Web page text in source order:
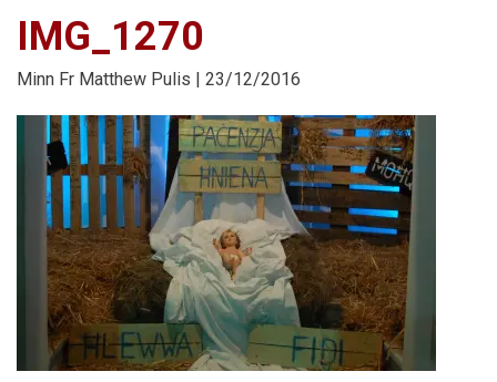
IMG_1270
Minn Fr Matthew Pulis | 23/12/2016